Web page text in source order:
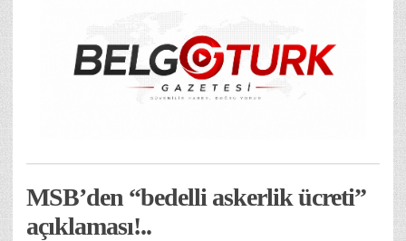
MSB’den “bedelli askerlik ücreti”
açıklaması!..